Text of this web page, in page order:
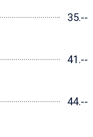
35.--
41.--
44.--